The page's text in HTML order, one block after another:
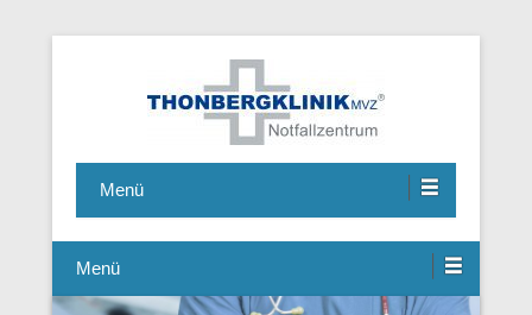
Thonbergklinik
Ambulante Operationen, Handchirurgie, Fusschirurgie
Menü
Menü